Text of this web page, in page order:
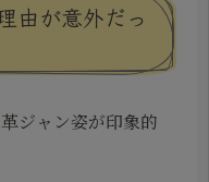
由が意外だっ
ジャン姿が印象的